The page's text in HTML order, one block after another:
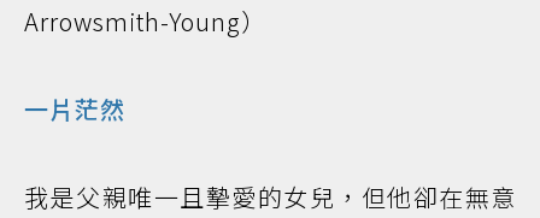
Arrowsmith-Young）
一片茫然
我是父親唯一且摯愛的女兒，但他卻在無意